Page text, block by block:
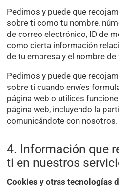
Pedimos y puede que
sobre ti como tu nombre,
de correo electrónico, ID de
como cierta información
de tu empresa y el nombre de
Pedimos y puede que
sobre ti cuando envíes
página web o utilices
página web, incluyendo la
comunicándote con nosotros.
4. Información que
ti en nuestros
Cookies y otras tecnologías